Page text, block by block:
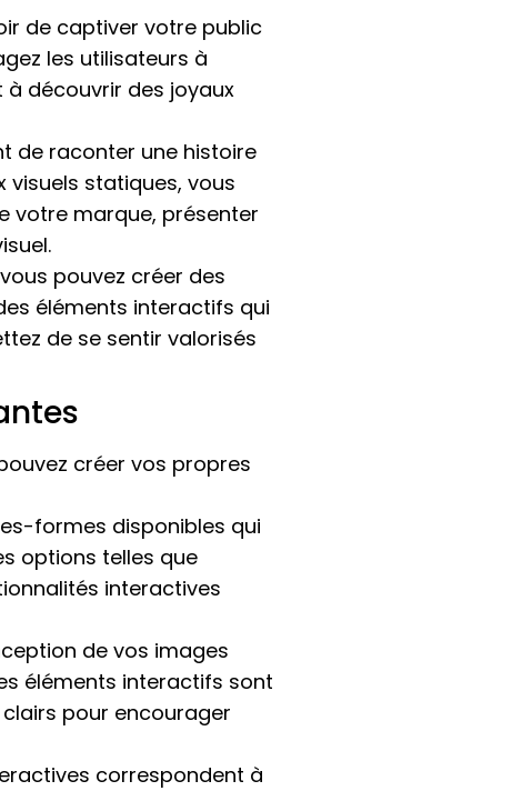
de captiver votre public
les utilisateurs à
découvrir des joyaux
de raconter une histoire
visuels statiques, vous
votre marque, présenter
pouvez créer des
éléments interactifs qui
de se sentir valorisés
créer vos propres
formes disponibles qui
options telles que
interactives
de vos images
éléments interactifs sont
pour encourager
correspondent à